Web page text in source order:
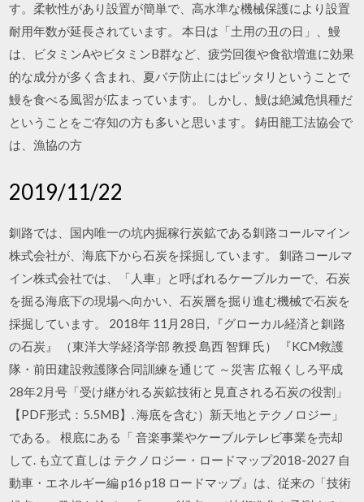
す。柔軟性があり設置が簡単で、高水準な機械保護により設置
耐用年数が延長されています。 本日は「土用の丑の日」、鰻
は、ビタミンAやビタミンB群など、疲労回復や食欲増進に効果
的な成分が多く含まれ、夏バテ防止にはピッタリということで
鰻を食べる風習が広まっています。 しかし、鰻は絶滅危惧種だ
ということをご存知の方も多いと思います。 鋳田籠工法協会で
は、漁協の方
2019/11/22
釧路では、国内唯一の坑内掘稼行炭鉱である釧路コールマイン
株式会社が、海底下から石炭を採掘しています。 釧路コールマ
イン株式会社では、「人車」と呼ばれるケーブルカーで、石炭
を掘る海底下の現場へ向かい、石炭層を掘り進む機械で石炭を
採掘しています。 2018年 11月28日, 『グローカル経済と釧路
の石炭』 （東洋大学経済学部 教授 島西 智輝 氏） 『KCM救護
隊・前田建設救護隊合同訓練を通じて ～災害 広報くしろ平成
28年2月号「受け継がれる炭鉱技術と見直される石炭の役割」
【PDF形式：5.5MB】. 海底を含む）新天地とテクノロジー」
である。 根底にある「 音楽事業やケーブルテレビ事業を売却
して. も立て直しは テクノロジー・ロードマップ2018-2027 自
動車・エネルギー編 p16 p18 ロードマップ』は、従来の「技術